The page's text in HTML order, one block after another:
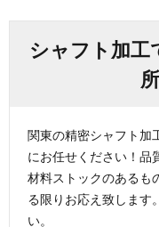
シャフト加工
関東の精密シャフト加
にお任せください！品
材料ストックのあるも
る限りお応え致します
い。